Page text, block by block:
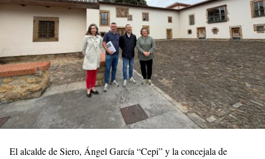
El alcalde de Siero, Ángel García “Cepi” y la concejala de